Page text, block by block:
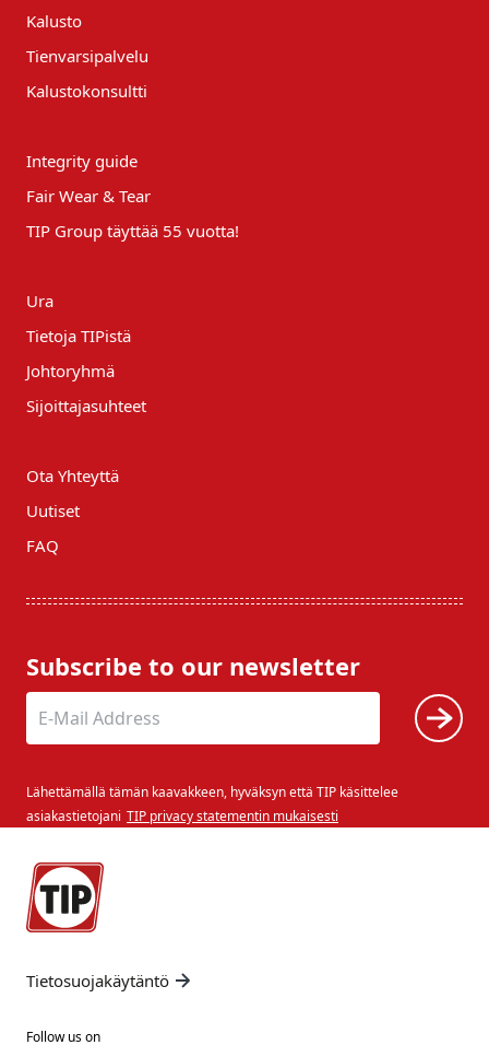
Kalusto
Tienvarsipalvelu
Kalustokonsultti
Integrity guide
Fair Wear & Tear
TIP Group täyttää 55 vuotta!
Ura
Tietoja TIPistä
Johtoryhmä
Sijoittajasuhteet
Ota Yhteyttä
Uutiset
FAQ
Subscribe to our newsletter
Lähettämällä tämän kaavakkeen, hyväksyn että TIP käsittelee
asiakastietojani TIP privacy statementin mukaisesti
Tietosuojakäytäntö
Follow us on